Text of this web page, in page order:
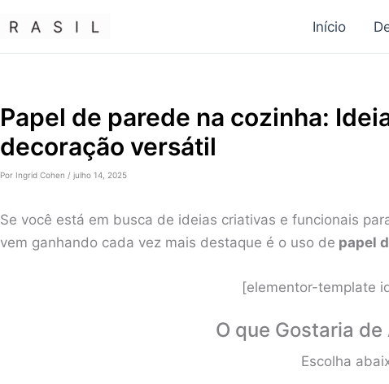
Início
Papel de parede na cozinha:
decoração versátil
Por Ingrid Cohen / julho 14, 2025
Se você está em busca de ideias criativas e funcionais
vem ganhando cada vez mais destaque é o uso de papel
[elementor-template
O que Gostaria
Escolha